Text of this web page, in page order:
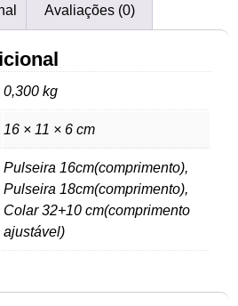
Avaliações (0)
0,300 kg
16 × 11 × 6 cm
Pulseira 16cm(comprimento),
Pulseira 18cm(comprimento),
Colar 32+10 cm(comprimento
ajustável)